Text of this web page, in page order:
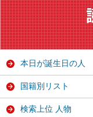
本日が誕生日の人
国籍別リスト
検索上位 人物